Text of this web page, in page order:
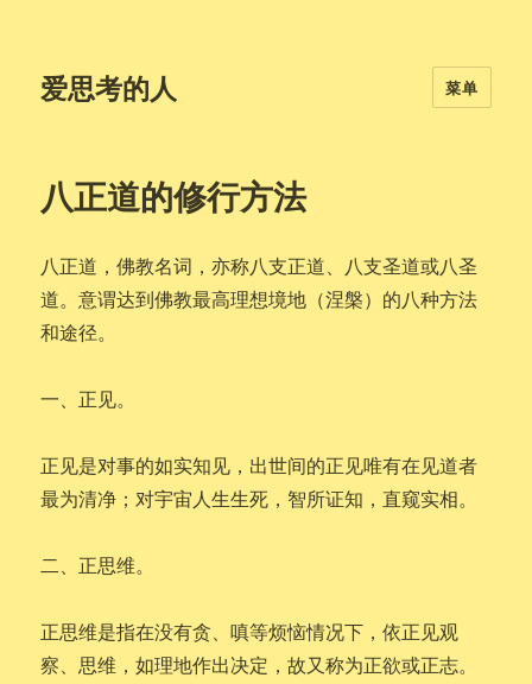
爱思考的人 菜单
八正道的修行方法
八正道，佛教名词，亦称八支正道、八支圣道或八圣
道。意谓达到佛教最高理想境地（涅槃）的八种方法
和途径。
一、正见。
正见是对事的如实知见，出世间的正见唯有在见道者
最为清净；对宇宙人生生死，智所证知，直窥实相。
二、正思维。
正思维是指在没有贪、嗔等烦恼情况下，依正见观
察、思维，如理地作出决定，故又称为正欲或正志。